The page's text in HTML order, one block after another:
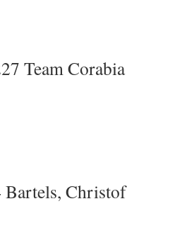
Team Corabia
Christof